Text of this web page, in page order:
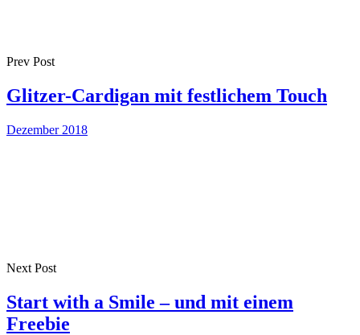
Prev Post
Glitzer-Cardigan mit festlichem Touch
Dezember 2018
Next Post
Start with a Smile – und mit einem
Freebie